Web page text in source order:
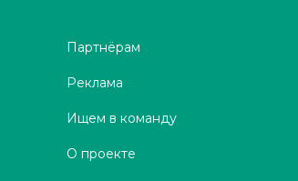
Партнёрам
Реклама
Ищем в команду
О проекте